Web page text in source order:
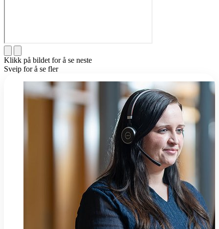
Klikk på bildet for å se neste
Sveip for å se fler